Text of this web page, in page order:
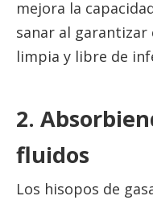
mejora la
sanar al garantizar
limpia y libre de
2.
fluidos
Los hisopos de